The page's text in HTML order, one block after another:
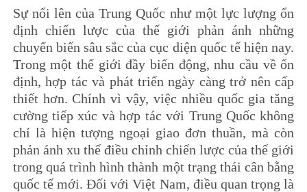
Sự nổi lên của Trung Quốc như một lực lượng ổn
định chiến lược của thế giới phản ánh những
chuyển biến sâu sắc của cục diện quốc tế hiện nay.
Trong một thế giới đầy biến động, nhu cầu về ổn
định, hợp tác và phát triển ngày càng trở nên cấp
thiết hơn. Chính vì vậy, việc nhiều quốc gia tăng
cường tiếp xúc và hợp tác với Trung Quốc không
chỉ là hiện tượng ngoại giao đơn thuần, mà còn
phản ánh xu thế điều chỉnh chiến lược của thế giới
trong quá trình hình thành một trạng thái cân bằng
quốc tế mới. Đối với Việt Nam, điều quan trọng là